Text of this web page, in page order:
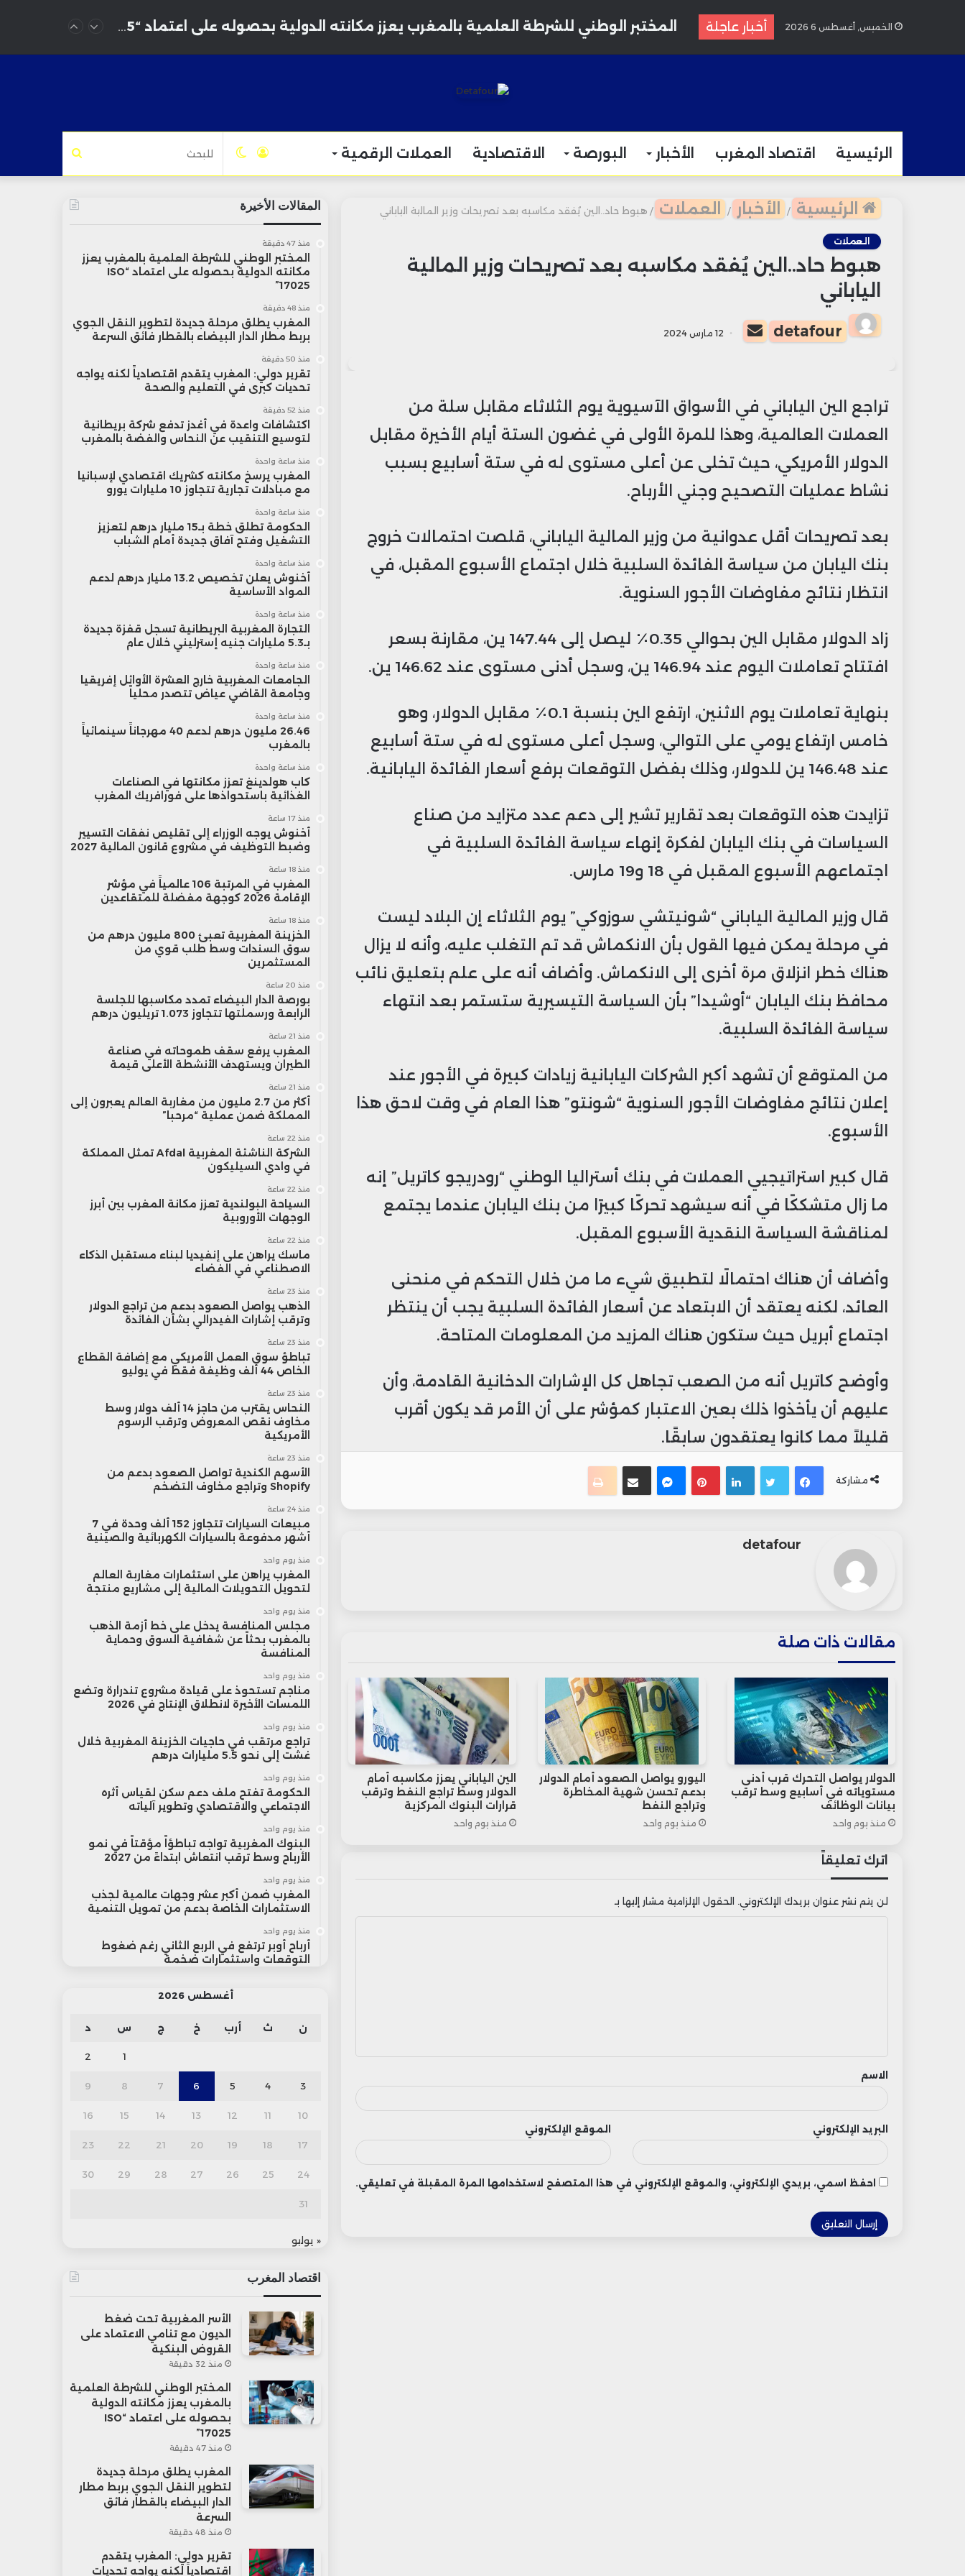
الخميس, أغسطس 6 2026 أخبار عاجلة المختبر الوطني للشرطة العلمية بالمغرب يعزز مكانته الدولية بحصوله على اعتماد “ISO 17025”
الرئيسية اقتصاد المغرب الأخبار البورصة الاقتصادية العملات الرقمية للبحث الوضعتسجيل
الرئيسية / الأخبار / العملات / هبوط حاد..الين يُفقد مكاسبه بعد تصريحات وزير المالية الياباني
العملات
هبوط حاد..الين يُفقد مكاسبه بعد تصريحات وزير المالية
الياباني
detafour
أرسل
بريدا
12 مارس 2024
تراجع الين الياباني في الأسواق الآسيوية يوم الثلاثاء مقابل سلة من
العملات العالمية، وهذا للمرة الأولى في غضون الستة أيام الأخيرة مقابل
الدولار الأمريكي، حيث تخلى عن أعلى مستوى له في ستة أسابيع بسبب
نشاط عمليات التصحيح وجني الأرباح.
بعد تصريحات أقل عدوانية من وزير المالية الياباني، قلصت احتمالات خروج
بنك اليابان من سياسة الفائدة السلبية خلال اجتماع الأسبوع المقبل، في
انتظار نتائج مفاوضات الأجور السنوية.
زاد الدولار مقابل الين بحوالي 0.35٪ ليصل إلى 147.44 ين، مقارنة بسعر
افتتاح تعاملات اليوم عند 146.94 ين، وسجل أدنى مستوى عند 146.62 ين.
بنهاية تعاملات يوم الاثنين، ارتفع الين بنسبة 0.1٪ مقابل الدولار، وهو
خامس ارتفاع يومي على التوالي، وسجل أعلى مستوى له في ستة أسابيع
عند 146.48 ين للدولار، وذلك بفضل التوقعات برفع أسعار الفائدة اليابانية.
تزايدت هذه التوقعات بعد تقارير تشير إلى دعم عدد متزايد من صناع
السياسات في بنك اليابان لفكرة إنهاء سياسة الفائدة السلبية في
اجتماعهم الأسبوع المقبل في 18 و19 مارس.
قال وزير المالية الياباني “شونيتشي سوزوكي” يوم الثلاثاء إن البلاد ليست
في مرحلة يمكن فيها القول بأن الانكماش قد تم التغلب عليه، وأنه لا يزال
هناك خطر انزلاق مرة أخرى إلى الانكماش. وأضاف أنه على علم بتعليق نائب
محافظ بنك اليابان “أوشيدا” بأن السياسة التيسيرية ستستمر بعد انتهاء
سياسة الفائدة السلبية.
من المتوقع أن تشهد أكبر الشركات اليابانية زيادات كبيرة في الأجور عند
إعلان نتائج مفاوضات الأجور السنوية “شونتو” هذا العام في وقت لاحق هذا
الأسبوع.
قال كبير استراتيجيي العملات في بنك أستراليا الوطني “رودريجو كاتريل” إنه
ما زال متشككًا في أنه سيشهد تحركًا كبيرًا من بنك اليابان عندما يجتمع
لمناقشة السياسة النقدية الأسبوع المقبل.
وأضاف أن هناك احتمالًا لتطبيق شيء ما من خلال التحكم في منحنى
العائد، لكنه يعتقد أن الابتعاد عن أسعار الفائدة السلبية يجب أن ينتظر
اجتماع أبريل حيث ستكون هناك المزيد من المعلومات المتاحة.
وأوضح كاتريل أنه من الصعب تجاهل كل الإشارات الدخانية القادمة، وأن
عليهم أن يأخذوا ذلك بعين الاعتبار كمؤشر على أن الأمر قد يكون أقرب
قليلاً مما كانوا يعتقدون سابقًا.
مشاركة
فيسبوك
تويترلينكدإنبينتيريست
ماسنجر
مشاركة عبر البريدطباعة
detafour
مقالات ذات صلة
الدولار يواصل التحرك قرب أدنى
مستوياته في أسابيع وسط ترقب
بيانات الوظائف
منذ يوم واحد
اليورو يواصل الصعود أمام الدولار
بدعم تحسن شهية المخاطرة
وتراجع النفط
منذ يوم واحد
الين الياباني يعزز مكاسبه أمام
الدولار وسط تراجع النفط وترقب
قرارات البنوك المركزية
منذ يوم واحد
اترك تعليقاً
لن يتم نشر عنوان بريدك الإلكتروني. الحقول الإلزامية مشار إليها بـ
ق
الاسم
البريد الإلكتروني الموقع الإلكتروني
احفظ اسمي، بريدي الإلكتروني، والموقع الإلكتروني في هذا المتصفح لاستخدامها المرة المقبلة في تعليقي.
المقالات الأخيرة
منذ 47 دقيقة
المختبر الوطني للشرطة العلمية بالمغرب يعزز
مكانته الدولية بحصوله على اعتماد “ISO
17025”
منذ 48 دقيقة
المغرب يطلق مرحلة جديدة لتطوير النقل الجوي
بربط مطار الدار البيضاء بالقطار فائق السرعة
منذ 50 دقيقة
تقرير دولي: المغرب يتقدم اقتصادياً لكنه يواجه
تحديات كبرى في التعليم والصحة
منذ 52 دقيقة
اكتشافات واعدة في أغدز تدفع شركة بريطانية
لتوسيع التنقيب عن النحاس والفضة بالمغرب
منذ ساعة واحدة
المغرب يرسخ مكانته كشريك اقتصادي لإسبانيا
مع مبادلات تجارية تتجاوز 10 مليارات يورو
منذ ساعة واحدة
الحكومة تطلق خطة بـ15 مليار درهم لتعزيز
التشغيل وفتح آفاق جديدة أمام الشباب
منذ ساعة واحدة
أخنوش يعلن تخصيص 13.2 مليار درهم لدعم
المواد الأساسية
منذ ساعة واحدة
التجارة المغربية البريطانية تسجل قفزة جديدة
بـ5.3 مليارات جنيه إسترليني خلال عام
منذ ساعة واحدة
الجامعات المغربية خارج العشرة الأوائل إفريقيا
وجامعة القاضي عياض تتصدر محلياً
منذ ساعة واحدة
26.46 مليون درهم لدعم 40 مهرجاناً سينمائياً
بالمغرب
منذ ساعة واحدة
كاب هولدينغ تعزز مكانتها في الصناعات
الغذائية باستحواذها على فورافريك المغرب
منذ 17 ساعة
أخنوش يوجه الوزراء إلى تقليص نفقات التسيير
وضبط التوظيف في مشروع قانون المالية 2027
منذ 18 ساعة
المغرب في المرتبة 106 عالمياً في مؤشر
الإقامة 2026 كوجهة مفضلة للمتقاعدين
منذ 18 ساعة
الخزينة المغربية تعبئ 800 مليون درهم من
سوق السندات وسط طلب قوي من
المستثمرين
منذ 20 ساعة
بورصة الدار البيضاء تمدد مكاسبها للجلسة
الرابعة ورسملتها تتجاوز 1.073 تريليون درهم
منذ 21 ساعة
المغرب يرفع سقف طموحاته في صناعة
الطيران ويستهدف الأنشطة الأعلى قيمة
منذ 21 ساعة
أكثر من 2.7 مليون من مغاربة العالم يعبرون إلى
المملكة ضمن عملية “مرحبا”
منذ 22 ساعة
الشركة الناشئة المغربية Afdal تمثل المملكة
في وادي السيليكون
منذ 22 ساعة
السياحة البولندية تعزز مكانة المغرب بين أبرز
الوجهات الأوروبية
منذ 22 ساعة
ماسك يراهن على إنفيديا لبناء مستقبل الذكاء
الاصطناعي في الفضاء
منذ 23 ساعة
الذهب يواصل الصعود بدعم من تراجع الدولار
وترقب إشارات الفيدرالي بشأن الفائدة
منذ 23 ساعة
تباطؤ سوق العمل الأمريكي مع إضافة القطاع
الخاص 44 ألف وظيفة فقط في يوليو
منذ 23 ساعة
النحاس يقترب من حاجز 14 ألف دولار وسط
مخاوف نقص المعروض وترقب الرسوم
الأمريكية
منذ 23 ساعة
الأسهم الكندية تواصل الصعود بدعم من
Shopify وتراجع مخاوف التضخم
منذ 24 ساعة
مبيعات السيارات تتجاوز 152 ألف وحدة في 7
أشهر مدفوعة بالسيارات الكهربائية والصينية
منذ يوم واحد
المغرب يراهن على استثمارات مغاربة العالم
لتحويل التحويلات المالية إلى مشاريع منتجة
منذ يوم واحد
مجلس المنافسة يدخل على خط أزمة الذهب
بالمغرب بحثاً عن شفافية السوق وحماية
المنافسة
منذ يوم واحد
مناجم تستحوذ على قيادة مشروع تندرارة وتضع
اللمسات الأخيرة لانطلاق الإنتاج في 2026
منذ يوم واحد
تراجع مرتقب في حاجيات الخزينة المغربية خلال
غشت إلى نحو 5.5 مليارات درهم
منذ يوم واحد
الحكومة تفتح ملف دعم سكن لقياس أثره
الاجتماعي والاقتصادي وتطوير آلياته
منذ يوم واحد
البنوك المغربية تواجه تباطؤاً مؤقتاً في نمو
الأرباح وسط ترقب انتعاش ابتداءً من 2027
منذ يوم واحد
المغرب ضمن أكبر عشر وجهات عالمية لجذب
الاستثمارات الخاصة بدعم من تمويل التنمية
منذ يوم واحد
أرباح أوبر ترتفع في الربع الثاني رغم ضغوط
التوقعات واستثمارات ضخمة
أغسطس 2026
ن ث أرب خ ج س د
1
2
3
4
5
6
7
8
9
10
11
12
13
14
15
16
17
18
19
20
21
22
23
24
25
26
27
28
29
30
31
« يوليو
اقتصاد المغرب
الأسر المغربية تحت ضغط
الديون مع تنامي الاعتماد على
القروض البنكية
منذ 32 دقيقة
المختبر الوطني للشرطة العلمية
بالمغرب يعزز مكانته الدولية
بحصوله على اعتماد “ISO
17025”
منذ 47 دقيقة
المغرب يطلق مرحلة جديدة
لتطوير النقل الجوي بربط مطار
الدار البيضاء بالقطار فائق
السرعة
منذ 48 دقيقة
تقرير دولي: المغرب يتقدم
اقتصادياً لكنه يواجه تحديات